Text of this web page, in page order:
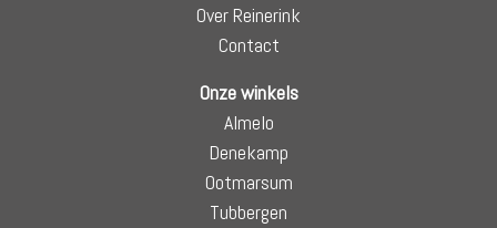
Over Reinerink
Contact
Onze winkels
Almelo
Denekamp
Ootmarsum
Tubbergen